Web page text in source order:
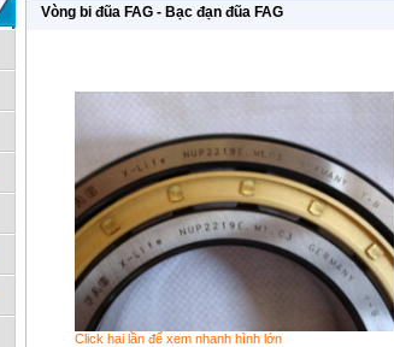
Vòng bi đũa FAG - Bạc đạn đũa FAG
Click hai lần để xem nhanh hình lớn